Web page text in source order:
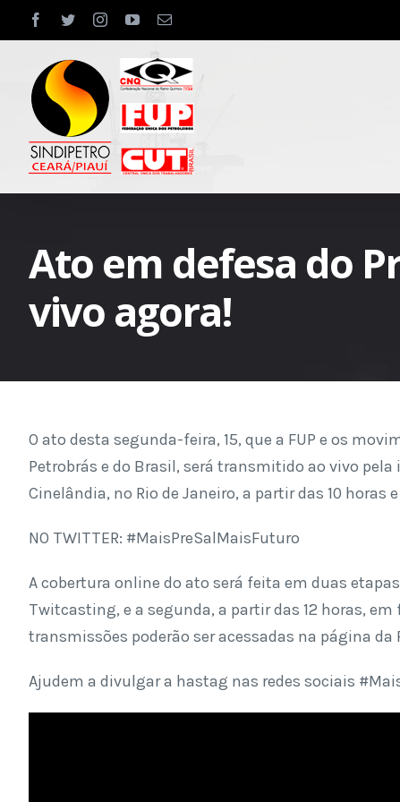
to
content
facebook
twitterinstagram
youtubeEmail
Ato em defesa do
vivo agora!
O ato desta segunda-feira, 15, que a FUP e os
Petrobrás e do Brasil, será transmitido ao vivo
Cinelândia, no Rio de Janeiro, a partir das 10 horas
NO TWITTER: #MaisPreSalMaisFuturo
A cobertura online do ato será feita em duas
Twitcasting, e a segunda, a partir das 12 horas,
transmissões poderão ser acessadas na página da
Ajudem a divulgar a hastag nas redes sociais